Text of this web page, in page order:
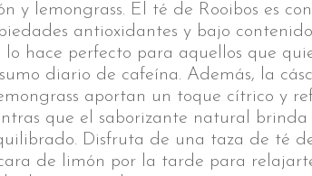
y lemongrass. El té de Rooibos es
antioxidantes y bajo
lo hace perfecto para aquellos que
diario de cafeína. Además, la
aportan un toque cítrico y
que el saborizante natural brinda
Disfruta de una taza de té
de limón por la tarde para